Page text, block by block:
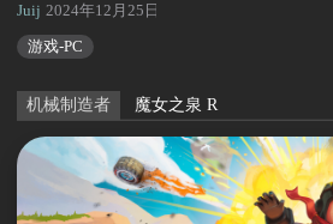
Juij 2024年12月25日 16:00
游戏-PC
机械制造者 魔女之泉 R